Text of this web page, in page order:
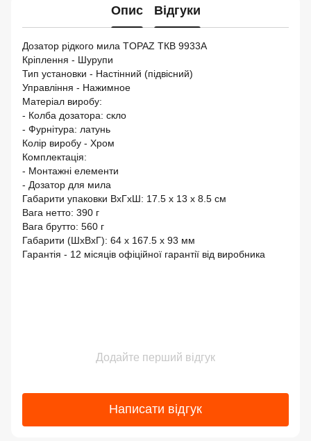
Опис Відгуки
Дозатор рідкого мила TOPAZ TКВ 9933A
Кріплення - Шурупи
Тип установки - Настінний (підвісний)
Управління - Нажимное
Матеріал виробу:
- Колба дозатора: скло
- Фурнітура: латунь
Колір виробу - Хром
Комплектація:
- Монтажні елементи
- Дозатор для мила
Габарити упаковки ВхГхШ: 17.5 х 13 х 8.5 см
Вага нетто: 390 г
Вага брутто: 560 г
Габарити (ШхВхГ): 64 х 167.5 х 93 мм
Гарантія - 12 місяців офіційної гарантії від виробника
Додайте перший відгук
Написати відгук